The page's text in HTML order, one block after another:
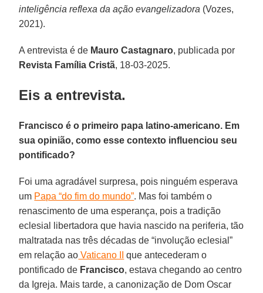
inteligência reflexa da ação evangelizadora (Vozes,
2021).
A entrevista é de Mauro Castagnaro, publicada por
Revista Família Cristã, 18-03-2025.
Eis a entrevista.
Francisco é o primeiro papa latino-americano. Em
sua opinião, como esse contexto influenciou seu
pontificado?
Foi uma agradável surpresa, pois ninguém esperava
um Papa “do fim do mundo”. Mas foi também o
renascimento de uma esperança, pois a tradição
eclesial libertadora que havia nascido na periferia, tão
maltratada nas três décadas de “involução eclesial”
em relação ao Vaticano II
que antecederam o
pontificado de Francisco, estava chegando ao centro
da Igreja. Mais tarde, a canonização de Dom Oscar